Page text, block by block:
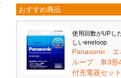
おすすめ商品
使用回数がUPし
しいeneloop
Panasonic エ
ループ 単3形
付充電器セッ